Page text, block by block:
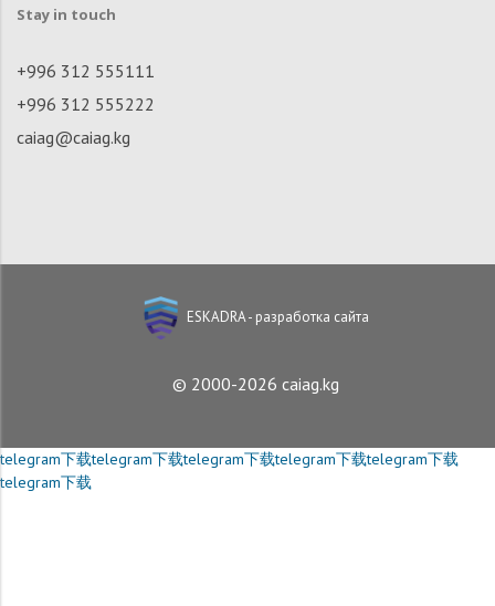
Stay in touch
+996 312 555111
+996 312 555222
caiag@caiag.kg
ESKADRA - разработка сайта
© 2000-2026 caiag.kg
telegram下载telegram下载telegram下载telegram下载telegram下载
telegram下载